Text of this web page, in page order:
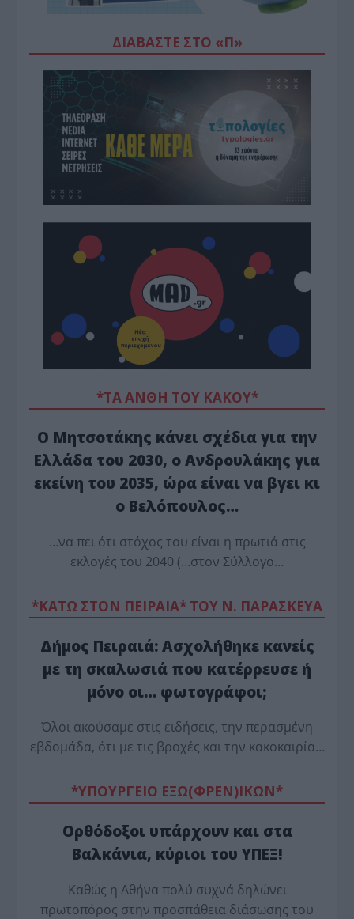
ΔΙΑΒΆΣΤΕ ΣΤΟ «Π»
*ΤΑ ΆΝΘΗ ΤΟΥ ΚΑΚΟΎ*
Ο Μητσοτάκης κάνει σχέδια για την
Ελλάδα του 2030, ο Ανδρουλάκης για
εκείνη του 2035, ώρα είναι να βγει κι
ο Βελόπουλος…
…να πει ότι στόχος του είναι η πρωτιά στις
εκλογές του 2040 (…στον Σύλλογο…
*ΚΑΤΩ ΣΤΟΝ ΠΕΙΡΑΙΑ* ΤΟΥ Ν. ΠΑΡΑΣΚΕΥΑ
Δήμος Πειραιά: Ασχολήθηκε κανείς
με τη σκαλωσιά που κατέρρευσε ή
μόνο οι… φωτογράφοι;
Όλοι ακούσαμε στις ειδήσεις, την περασμένη
εβδομάδα, ότι με τις βροχές και την κακοκαιρία…
*ΥΠΟΥΡΓΕΙΟ ΕΞΩ(ΦΡΕΝ)ΙΚΩΝ*
Ορθόδοξοι υπάρχουν και στα
Βαλκάνια, κύριοι του ΥΠΕΞ!
Καθώς η Αθήνα πολύ συχνά δηλώνει
πρωτοπόρος στην προσπάθεια διάσωσης του